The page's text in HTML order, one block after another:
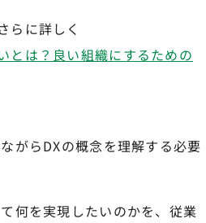
らに詳しく
とは？良い組織にするための
がらDXの概念を理解する必要
何を実現したいのかを、従業